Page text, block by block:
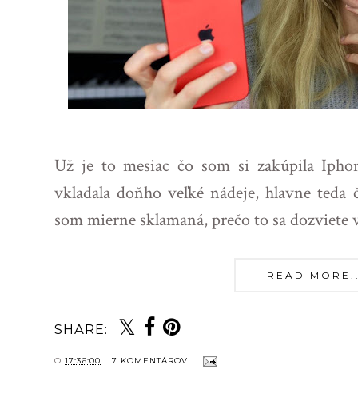
Už je to mesiac čo som si zakúpila
vkladala doňho veľké nádeje, hlavne
som mierne sklamaná, prečo to sa
READ
SHARE:
O 17:36:00 7 KOMENTÁROV